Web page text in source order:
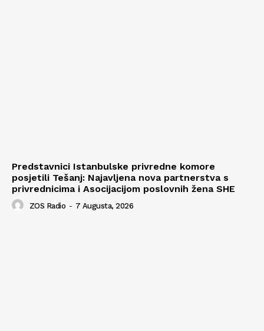
Predstavnici Istanbulske privredne komore
posjetili Tešanj: Najavljena nova partnerstva s
privrednicima i Asocijacijom poslovnih žena SHE
ZOS Radio - 7 Augusta, 2026